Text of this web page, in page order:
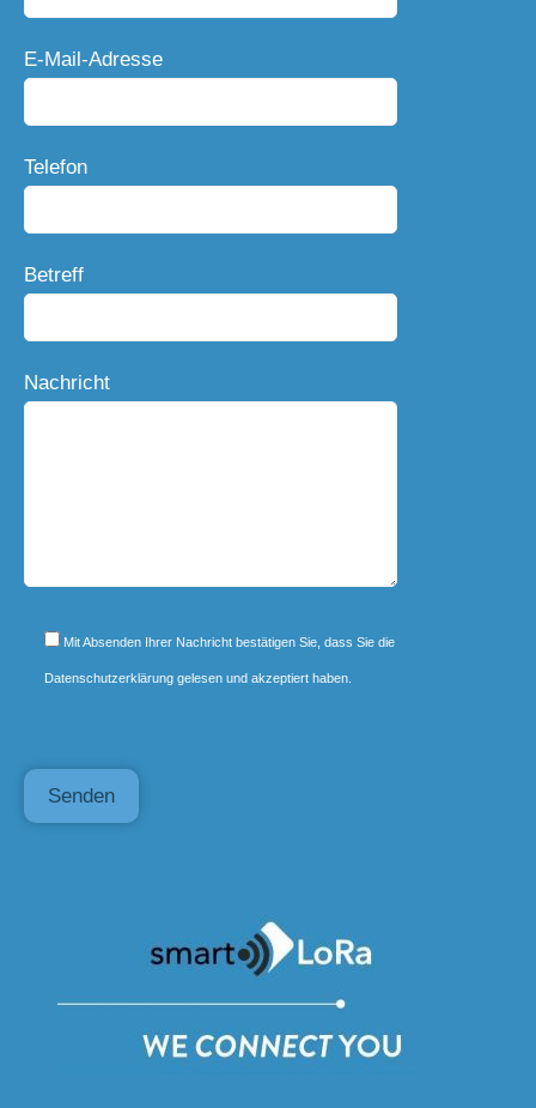
E-Mail-Adresse
Telefon
Betreff
Nachricht
Mit Absenden Ihrer Nachricht bestätigen Sie, dass Sie die
Datenschutzerklärung gelesen und akzeptiert haben.